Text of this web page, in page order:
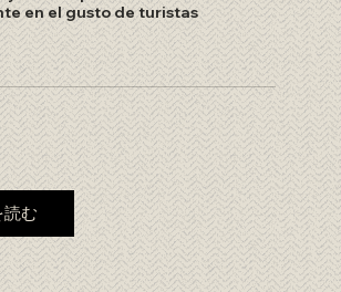
en el gusto de turistas
む